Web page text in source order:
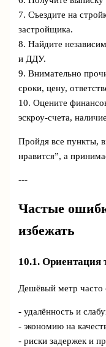
7. Съездите на
застройщика.
8. Найдите
и ДДУ.
9. Внимательно
сроки, цену,
10. Оцените
эскроу-счета,
Пройдя все пункты,
нравится”, а
---
Частые
избежать
10.1. Ориентация
Дешёвый метр часто
- удалённость и
- экономию на
- риски задержек и